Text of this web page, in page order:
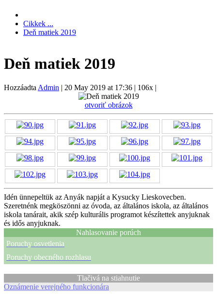
Cikkek ...
Deň matiek 2019
Deň matiek 2019
Hozzáadta Admin | 20 May 2019 at 17:36 | 106x |
otvoriť obrázok
Idén ünnepeltük az Anyák napját a Kysucky Lieskovecben.
Szeretnénk megköszönni az óvoda, az általános iskola, az általános
iskola tanárait, akik szép kulturális programot készítettek anyjuknak
és idős anyjuknak.
Nahlasovanie porúch
Poruchy osvetlenia
Poruchy obecného rozhlasu
Tlačivá na stiahnutie
Oznámenie verejného funkcionára